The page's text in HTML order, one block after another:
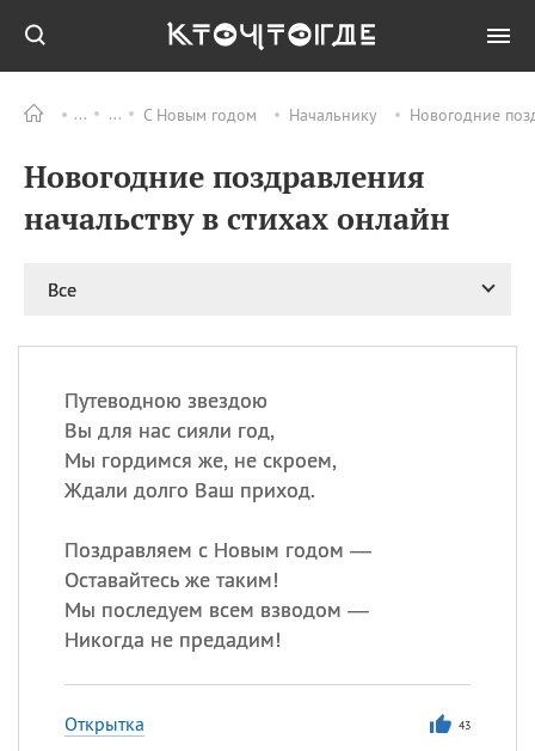
С Новым годом Начальнику Новогодние
Новогодние поздравления
начальству в стихах онлайн
Все
Путеводною звездою
Вы для нас сияли год,
Мы гордимся же, не скроем,
Ждали долго Ваш приход.
Поздравляем с Новым годом —
Оставайтесь же таким!
Мы последуем всем взводом —
Никогда не предадим!
Открытка 43
ПРАЗДНИКИ Все
09.08 День памяти жертв
атомной
бомбардировки
день
09.08
(Smokey Bear Day)
Сегодня празднуют именины